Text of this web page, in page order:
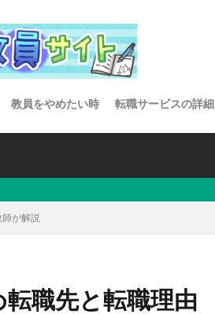
教員をやめたい時 転職サービスの詳細
師が解説
転職先と転職理由